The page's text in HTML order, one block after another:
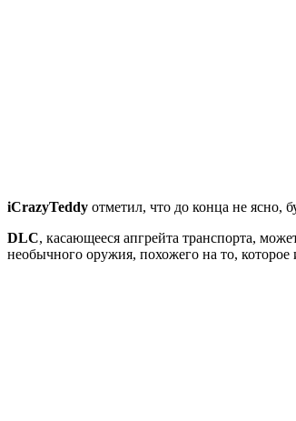
iCrazyTeddy отметил, что до конца не ясно,
DLC, касающееся апгрейта транспорта,
необычного оружия, похожего на то,